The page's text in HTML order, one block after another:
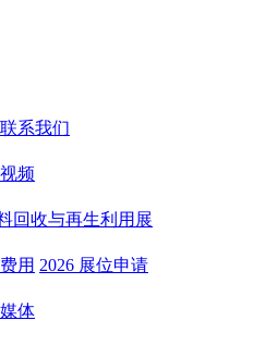
联系我们
频
回收与再生利用展
用 2026 展位申请
体